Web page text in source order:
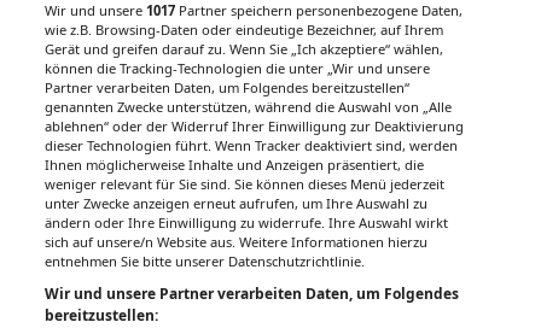
Wir und unsere1017 Partner speichern personenbezogene Daten,
wie z.B. Browsing-Daten oder eindeutige Bezeichner, auf Ihrem
Gerät und greifen darauf zu. Wenn Sie „Ich akzeptiere“ wählen,
können die Tracking-Technologien die unter „Wir und unsere
Partner verarbeiten Daten, um Folgendes bereitzustellen“
genannten Zwecke unterstützen, während die Auswahl von „Alle
ablehnen“ oder der Widerruf Ihrer Einwilligung zur Deaktivierung
dieser Technologien führt. Wenn Tracker deaktiviert sind, werden
Ihnen möglicherweise Inhalte und Anzeigen präsentiert, die
weniger relevant für Sie sind. Sie können dieses Menü jederzeit
unter Zwecke anzeigen erneut aufrufen, um Ihre Auswahl zu
ändern oder Ihre Einwilligung zu widerrufe. Ihre Auswahl wirkt
sich auf unsere/n Website aus. Weitere Informationen hierzu
entnehmen Sie bitte unserer Datenschutzrichtlinie.
Wir und unsere Partner verarbeiten Daten, um Folgendes
bereitzustellen: